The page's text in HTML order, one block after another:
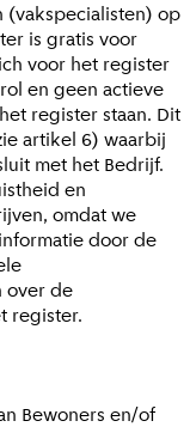
(vakspecialisten) op
is gratis voor
voor het register
en geen actieve
register staan. Dit
artikel 6) waarbij
met het Bedrijf.
en
omdat we
door de
over de
register.
Bewoners en/of